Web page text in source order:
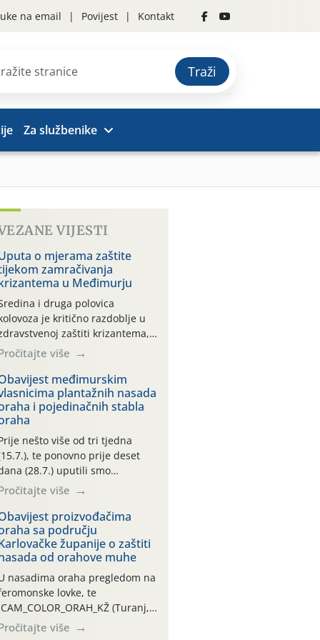
na email Povijest Kontakt
Traži
Za službenike
VIJESTI
o mjerama zaštite
zamračivanja
u Međimurju
i druga polovica
je kritično razdoblje u
zaštiti krizantema,
prije zamračivanja u proteklom
smo mjesecu tri puta upućivali
o preventivnim
zaštite krizantema od
uzročnika bolesti,
i fito-fagnih grinja (23.7.,
06.7.)! Na početku ovog
je zabilježeno je
i ekstremno vruće
razdoblje, uz
temperature […]
više
međimurskim
plantažnih nasada
i pojedinačnih stabla
nešto više od tri tjedna
te ponovno prije deset
(28.7.) uputili smo
vlasnicima plantažnih
nasada oraha i pojedinačnih
o početku leta i
potrebi usmjerenog
orahove muhe
completa)! Već
dana traje drugi
“toplinski udar”, koji
naročito izražen zadnja šest
(31.7.-05.8.), jer najviše
zraka svakodnevno
više
proizvođačima
sa području
županije o zaštiti
od orahove muhe
nasadima oraha pregledom na
lovke, te
CAM_COLOR_ORAH_KŽ (Turanj,
zabilježena je mala
više